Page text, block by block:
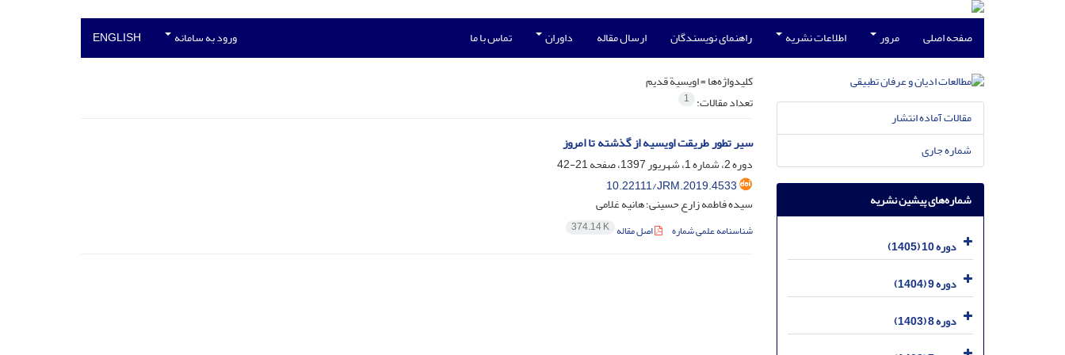
صفحه اصلی مرور اطلاعات نشریه راهنمای نویسندگان ارسال مقاله داوران تماس با ما ورود به سامانه ENGLISH
کلیدواژه‌ها =اویسیة قدیم
تعداد مقالات: 1
سیر تطور طریقت اویسیه از گذشته تا امروز
دوره 2، شماره 1، شهریور 1397، صفحه
21-42
10.22111/JRM.2019.4533
سیده فاطمه زارع حسینی؛ هانیه غلامی
شناسنامه علمی شماره اصل مقاله 374.14 K
مقالات آماده انتشار
شماره جاری
شماره‌های پیشین نشریه
دوره 10 (1405)
دوره 9 (1404)
دوره 8 (1403)